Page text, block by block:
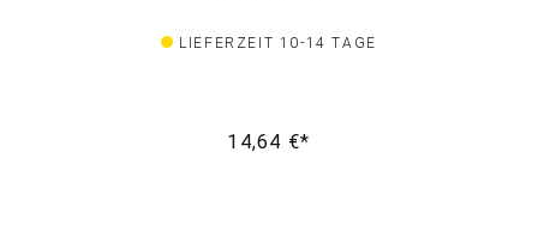
LIEFERZEIT 10-14 TAGE
14,64 €*